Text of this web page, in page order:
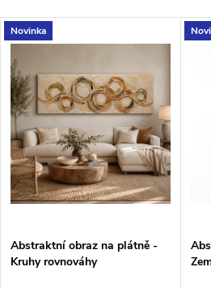
Novinka
Abstraktní obraz na plátně -
Kruhy rovnováhy